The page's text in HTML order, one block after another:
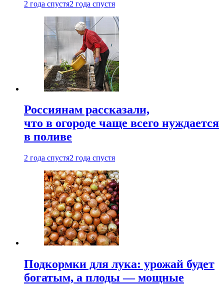
2 года спустя2 года спустя
Россиянам рассказали,
что в огороде чаще всего нуждается
в поливе
2 года спустя2 года спустя
Подкормки для лука: урожай будет
богатым, а плоды — мощные